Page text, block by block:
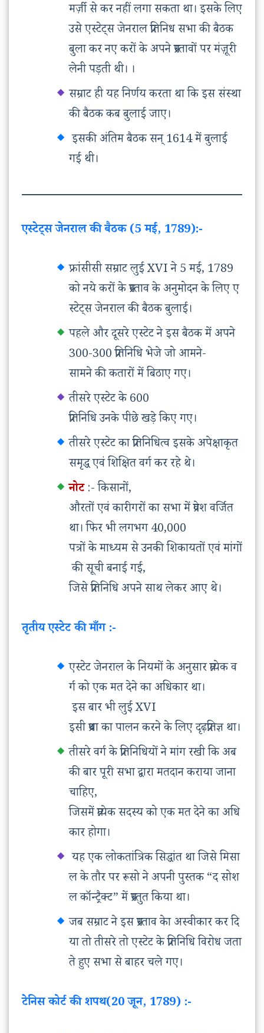
मर्ज़ी से कर नहीं लगा सकता था। इसके लिए
उसे एस्टेट्स जेनराल प्रतिनिध सभा की बैठक
बुला कर नए करों के अपने प्रस्तावों पर मंज़ूरी
लेनी पड़ती थी। ।
सम्राट ही यह निर्णय करता था कि इस संस्था
की बैठक कब बुलाई जाए।
इसकी अंतिम बैठक सन् 1614 में बुलाई
गई थी।
एस्टेट्स जेनराल की बैठक (5 मई, 1789):-
फ्रांसीसी सम्राट लुई XVI ने 5 मई, 1789
को नये करों के प्रस्ताव के अनुमोदन के लिए ए
स्टेट्स जेनराल की बैठक बुलाई।
पहले और दूसरे एस्टेट ने इस बैठक में अपने
300-300 प्रतिनिधि भेजे जो आमने-
सामने की कतारों में बिठाए गए।
तीसरे एस्टेट के 600
प्रतिनिधि उनके पीछे खड़े किए गए।
तीसरे एस्टेट का प्रतिनिधित्व इसके अपेक्षाकृत
समृद्ध एवं शिक्षित वर्ग कर रहे थे।
नोट:- किसानों,
औरतों एवं कारीगरों का सभा में प्रवेश वर्जित
था। फिर भी लगभग 40,000
पत्रों के माध्यम से उनकी शिकायतों एवं मांगों
की सूची बनाई गई,
जिसे प्रतिनिधि अपने साथ लेकर आए थे।
तृतीय एस्टेट की माँग :-
एस्टेट जेनराल के नियमों के अनुसार प्रत्येक व
र्ग को एक मत देने का अधिकार था।
इस बार भी लुई XVI
इसी प्रथा का पालन करने के लिए दृढ़प्रतिज्ञ था।
तीसरे वर्ग के प्रतिनिधियों ने मांग रखी कि अब
की बार पूरी सभा द्वारा मतदान कराया जाना
चाहिए,
जिसमें प्रत्येक सदस्य को एक मत देने का अधि
कार होगा।
यह एक लोकतांत्रिक सिद्धांत था जिसे मिसा
ल के तौर पर रूसो ने अपनी पुस्तक “द सोश
ल कॉन्ट्रैक्ट” में प्रस्तुत किया था।
जब सम्राट ने इस प्रस्ताव केा अस्वीकार कर दि
या तो तीसरे तो एस्टेट के प्रतिनिधि विरोध जता
ते हुए सभा से बाहर चले गए।
टेनिस कोर्ट की शपथ(20 जून, 1789) :-